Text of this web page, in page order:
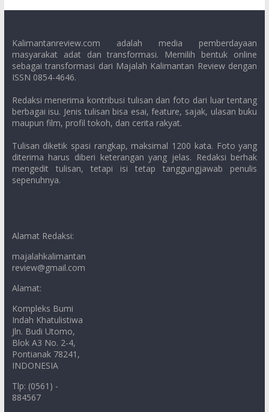
Kalimantanreview.com adalah media pemberdayaan
masyarakat adat dan transformasi. Memilih bentuk online
sebagai transformasi dari Majalah Kalimantan Review dengan
ISSN 0854-4646.
Redaksi menerima kontribusi tulisan dan foto dari luar tentang
berbagai isu. Jenis tulisan bisa esai, feature, sajak, ulasan buku
maupun film, profil tokoh, dan cerita rakyat.
Tulisan diketik spasi rangkap, maksimal 1200 kata. Foto yang
diterima harus diberi keterangan yang jelas. Redaksi berhak
mengedit tulisan, tetapi isi tetap tanggungjawab penulis
sepenuhnya.
Alamat Redaksi:
majalahkalimantan
review@gmail.com
Alamat:
Kompleks Bumi
Indah Khatulistiwa
Jln. Budi Utomo,
Blok A3 No. 2-4,
Pontianak 78241,
INDONESIA
Tlp: (0561) -
884567